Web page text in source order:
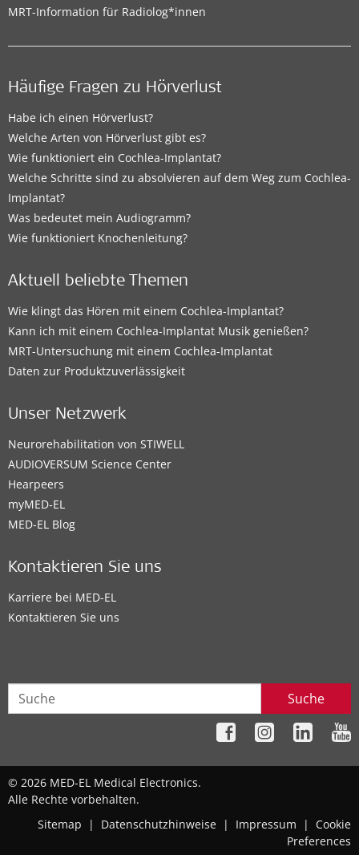
MRT-Information für Radiolog*innen
Häufige Fragen zu Hörverlust
Habe ich einen Hörverlust?
Welche Arten von Hörverlust gibt es?
Wie funktioniert ein Cochlea-Implantat?
Welche Schritte sind zu absolvieren auf dem Weg zum Cochlea-
Implantat?
Was bedeutet mein Audiogramm?
Wie funktioniert Knochenleitung?
Aktuell beliebte Themen
Wie klingt das Hören mit einem Cochlea-Implantat?
Kann ich mit einem Cochlea-Implantat Musik genießen?
MRT-Untersuchung mit einem Cochlea-Implantat
Daten zur Produktzuverlässigkeit
Unser Netzwerk
Neurorehabilitation von STIWELL
AUDIOVERSUM Science Center
Hearpeers
myMED‑EL
MED-EL Blog
Kontaktieren Sie uns
Karriere bei MED-EL
Kontaktieren Sie uns
Suche
© 2026 MED-EL Medical Electronics.
Alle Rechte vorbehalten.
Sitemap
| Datenschutzhinweise | Impressum | Cookie
Preferences